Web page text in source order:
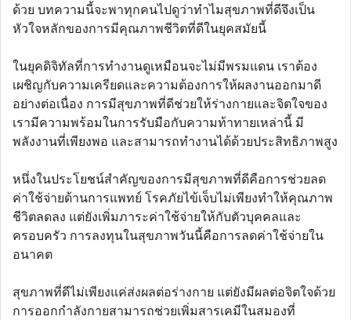
ด้วย บทความนี้จะพาทุกคนไปดูว่าทำไมสุขภาพที่ดีจึงเป็น
หัวใจหลักของการมีคุณภาพชีวิตที่ดีในยุคสมัยนี้
ในยุคดิจิทัลที่การทำงานดูเหมือนจะไม่มีพรมแดน เราต้อง
เผชิญกับความเครียดและความต้องการให้ผลงานออกมาดี
อย่างต่อเนื่อง การมีสุขภาพที่ดีช่วยให้ร่างกายและจิตใจของ
เรามีความพร้อมในการรับมือกับความท้าทายเหล่านี้ มี
พลังงานที่เพียงพอ และสามารถทำงานได้ด้วยประสิทธิภาพสูง
หนึ่งในประโยชน์สำคัญของการมีสุขภาพที่ดีคือการช่วยลด
ค่าใช้จ่ายด้านการแพทย์ โรคภัยไข้เจ็บไม่เพียงทำให้คุณภาพ
ชีวิตลดลง แต่ยังเพิ่มภาระค่าใช้จ่ายให้กับตัวบุคคลและ
ครอบครัว การลงทุนในสุขภาพวันนี้คือการลดค่าใช้จ่ายใน
อนาคต
สุขภาพที่ดีไม่เพียงแค่ส่งผลต่อร่างกาย แต่ยังมีผลต่อจิตใจด้วย
การออกกำลังกายสามารถช่วยเพิ่มสารเคมีในสมองที่